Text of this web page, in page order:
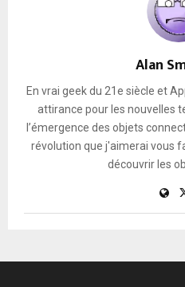
Alan
En vrai geek du 21e siècle et
attirance pour les nouvelles
l’émergence des objets
révolution que j'aimerai vous
découvrir les